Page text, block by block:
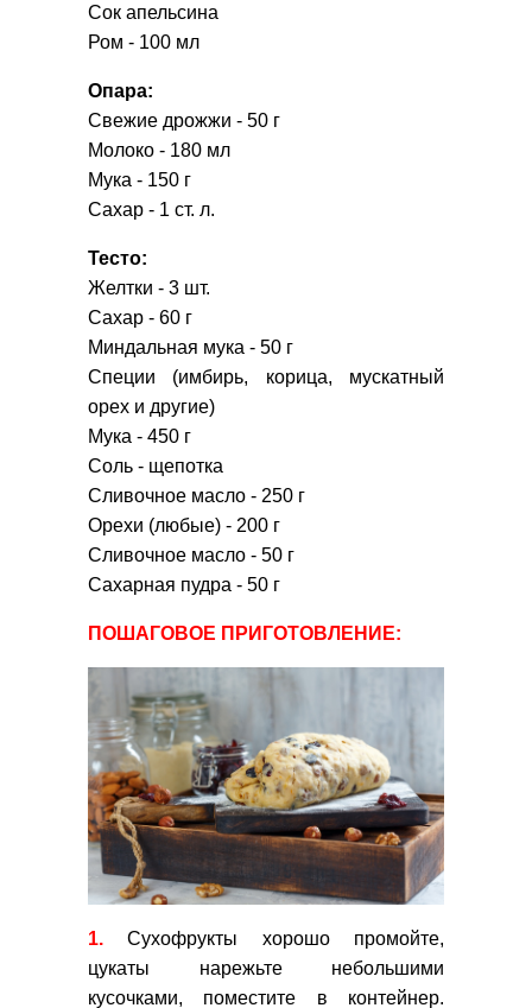
Сок апельсина
Ром - 100 мл
Опара:
Свежие дрожжи - 50 г
Молоко - 180 мл
Мука - 150 г
Сахар - 1 ст. л.
Тесто:
Желтки - 3 шт.
Сахар - 60 г
Миндальная мука - 50 г
Специи (имбирь, корица, мускатный
орех и другие)
Мука - 450 г
Соль - щепотка
Сливочное масло - 250 г
Орехи (любые) - 200 г
Сливочное масло - 50 г
Сахарная пудра - 50 г
ПОШАГОВОЕ ПРИГОТОВЛЕНИЕ:
1.
Сухофрукты хорошо промойте,
цукаты нарежьте небольшими
кусочками, поместите в контейнер.